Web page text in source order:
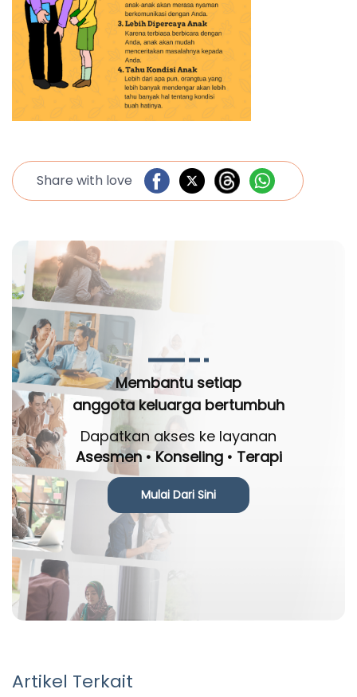
Share with love
Membantu setiap
anggota keluarga bertumbuh
Dapatkan akses ke layanan
Asesmen • Konseling • Terapi
Mulai Dari Sini
Artikel Terkait